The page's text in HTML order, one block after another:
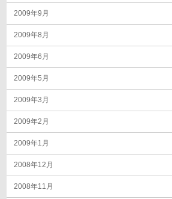
2009年9月
2009年8月
2009年6月
2009年5月
2009年3月
2009年2月
2009年1月
2008年12月
2008年11月